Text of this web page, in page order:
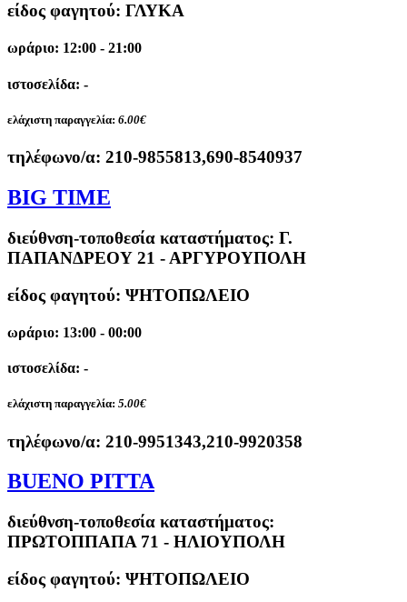
είδος φαγητού: ΓΛΥΚΑ
ωράριο: 12:00 - 21:00
ιστοσελίδα: -
ελάχιστη παραγγελία: 6.00€
τηλέφωνο/α: 210-9855813,690-8540937
ΒΙG TIME
διεύθνση-τοποθεσία καταστήματος: Γ.
ΠΑΠΑΝΔΡΕΟΥ 21 - ΑΡΓΥΡΟΥΠΟΛΗ
είδος φαγητού: ΨΗΤΟΠΩΛΕΙΟ
ωράριο: 13:00 - 00:00
ιστοσελίδα: -
ελάχιστη παραγγελία: 5.00€
τηλέφωνο/α: 210-9951343,210-9920358
BUENO PITTA
διεύθνση-τοποθεσία καταστήματος:
ΠΡΩΤΟΠΠΑΠΑ 71 - ΗΛΙΟΥΠΟΛΗ
είδος φαγητού: ΨΗΤΟΠΩΛΕΙΟ